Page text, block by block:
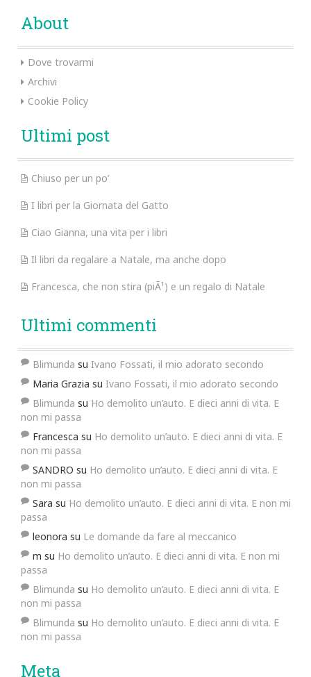
About
Dove trovarmi
Archivi
Cookie Policy
Ultimi post
Chiuso per un po’
I libri per la Giornata del Gatto
Ciao Gianna, una vita per i libri
Il libri da regalare a Natale, ma anche dopo
Francesca, che non stira (piÃ¹) e un regalo di Natale
Ultimi commenti
Blimunda su Ivano Fossati, il mio adorato secondo
Maria Grazia su Ivano Fossati, il mio adorato secondo
Blimunda su Ho demolito un’auto. E dieci anni di vita. E
non mi passa
Francesca su Ho demolito un’auto. E dieci anni di vita. E
non mi passa
SANDRO su Ho demolito un’auto. E dieci anni di vita. E
non mi passa
Sara su Ho demolito un’auto. E dieci anni di vita. E non mi
passa
leonora su Le domande da fare al meccanico
m su Ho demolito un’auto. E dieci anni di vita. E non mi
passa
Blimunda su Ho demolito un’auto. E dieci anni di vita. E
non mi passa
Blimunda su Ho demolito un’auto. E dieci anni di vita. E
non mi passa
Meta